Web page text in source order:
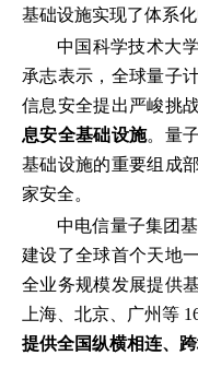
基础设施实现了体系化
中国科学技术大
承志表示，全球量子
信息安全提出严峻挑战
息安全基础设施。量
基础设施的重要组成
家安全。
中电信量子集团
建设了全球首个天地
全业务规模发展提供
上海、北京、广州等
提供全国纵横相连、